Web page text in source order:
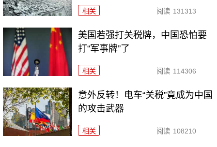
相关 阅读 131313
美国若强打关税牌，中国恐怕要
打“军事牌”了
相关 阅读 114306
意外反转！电车“关税”竟成为中国
的攻击武器
相关 阅读 108210